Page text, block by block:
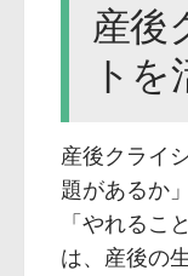
産後
トを
産後クライ
題があるか
「やれるこ
は、産後の